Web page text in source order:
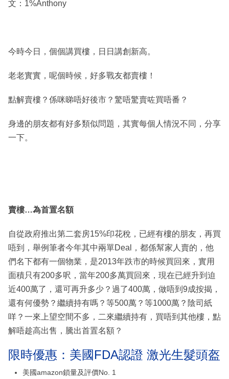
文：1%Anthony
今時今日，個個講買樓，日日講創新高。
老老實實，呢個時候，好多戰友都賣樓！
點解賣樓？係咪睇唔好後市？驚唔驚賣咗買唔番？
身邊的朋友都有好多類似問題，其實每個人情況不同，分享
一下。
賣樓…為首置名額
自從政府推出第二套房15%印花稅，已經有樓的朋友，再買
唔到，舉例筆者今年其中兩單Deal，都係幫家人賣的，他
們名下都有一個物業，是2013年跌市的時候買回來，實用
面積只有200多呎，當年200多萬買回來，現在已經升到迫
近400萬了，還可再升多少？過了400萬，做唔到9成按揭，
還有何優勢？繼續持有嗎？等500萬？等1000萬？陰司紙
咩？一來上望空間不多，二來繼續持有，買唔到其他樓，點
解唔趁高出售，騰出首置名額？
限時優惠：美國FDA認證 激光生髮頭盔
美國amazon鎖量及評價No. 1